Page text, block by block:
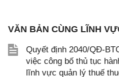
VĂN BẢN CÙNG LĨNH
Quyết định 2040/QĐ-
việc công bố thủ tục
lĩnh vực quản lý thuế